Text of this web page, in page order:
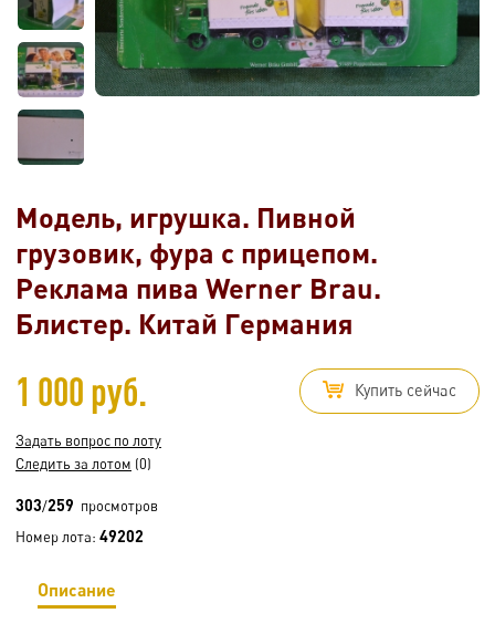
Модель, игрушка. Пивной
грузовик, фура с прицепом.
Реклама пива Werner Brau.
Блистер. Китай Германия
1 000 руб. Купить сейчас
Задать вопрос по лоту
Следить за лотом (0)
303/259 просмотров
Номер лота: 49202
Описание